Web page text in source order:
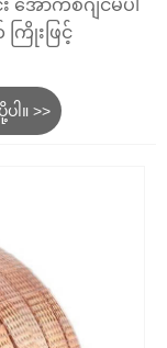
ောက်စီဂျင်မပါ
ြိုးဖြင့်
ပါ။ >>